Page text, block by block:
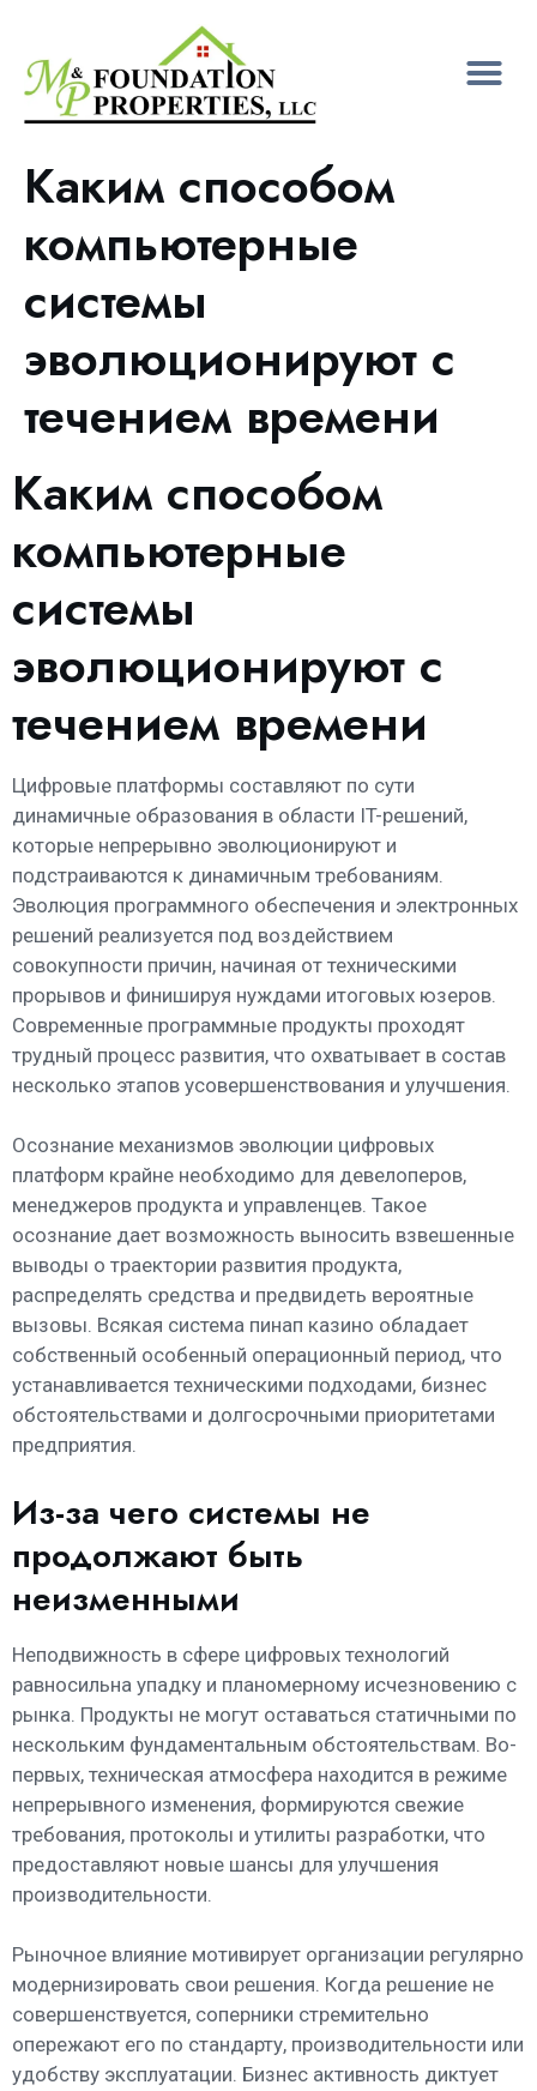
Каким способом
компьютерные
системы
эволюционируют с
течением времени
Каким способом
компьютерные
системы
эволюционируют с
течением времени
Цифровые платформы составляют по сути
динамичные образования в области IT-решений,
которые непрерывно эволюционируют и
подстраиваются к динамичным требованиям.
Эволюция программного обеспечения и электронных
решений реализуется под воздействием
совокупности причин, начиная от техническими
прорывов и финишируя нуждами итоговых юзеров.
Современные программные продукты проходят
трудный процесс развития, что охватывает в состав
несколько этапов усовершенствования и улучшения.
Осознание механизмов эволюции цифровых
платформ крайне необходимо для девелоперов,
менеджеров продукта и управленцев. Такое
осознание дает возможность выносить взвешенные
выводы о траектории развития продукта,
распределять средства и предвидеть вероятные
вызовы. Всякая система пинап казино обладает
собственный особенный операционный период, что
устанавливается техническими подходами, бизнес
обстоятельствами и долгосрочными приоритетами
предприятия.
Из-за чего системы не
продолжают быть
неизменными
Неподвижность в сфере цифровых технологий
равносильна упадку и планомерному исчезновению с
рынка. Продукты не могут оставаться статичными по
нескольким фундаментальным обстоятельствам. Во-
первых, техническая атмосфера находится в режиме
непрерывного изменения, формируются свежие
требования, протоколы и утилиты разработки, что
предоставляют новые шансы для улучшения
производительности.
Рыночное влияние мотивирует организации регулярно
модернизировать свои решения. Когда решение не
совершенствуется, соперники стремительно
опережают его по стандарту, производительности или
удобству эксплуатации. Бизнес активность диктует